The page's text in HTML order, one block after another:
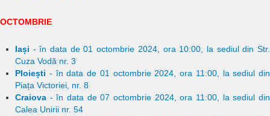
OCTOMBRIE
Iași - în data de 01 octombrie 2024, ora 10:00, la sediul din Str.
Cuza Vodă nr. 3
Ploiești - în data de 01 octombrie 2024, ora 11:00, la sediul din
Piața Victoriei, nr. 8
Craiova - în data de 07 octombrie 2024, ora 11:00, la sediul din
Calea Unirii nr. 54